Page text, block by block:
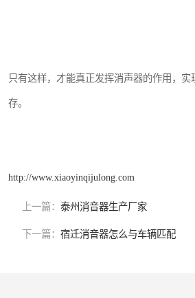
只有这样，才能真正发挥消声器的作用，
存。
http://www.xiaoyinqijulong.com
上一篇： 泰州消音器生产厂家
下一篇： 宿迁消音器怎么与车辆匹配